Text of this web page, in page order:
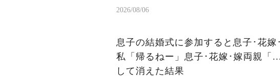
2026/08/06
息子の結婚式に参加すると息子･花
私「帰るねー」息子･花嫁･嫁両親
して消えた結果